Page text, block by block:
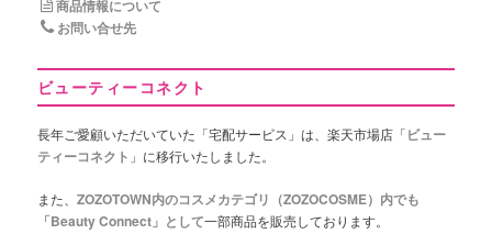
商品情報について
お問い合せ先
ビューティーコネクト
長年ご愛顧いただいていた「宅配サービス」は、楽天市場店「ビュー
ティーコネクト 」に移行いたしました。
また、ZOZOTOWN内のコスメカテゴリ（ZOZOCOSME）内でも
「Beauty Connect」として一部商品を販売しております。